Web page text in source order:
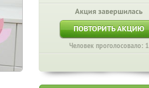
Акция завершилась
ПОВТОРИТЬ АКЦИЮ
Человек проголосовало: 1